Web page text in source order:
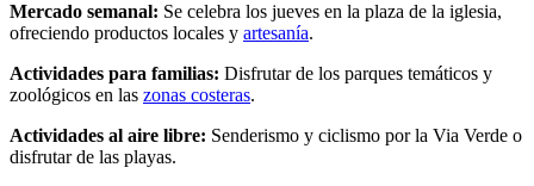
Mercado semanal: Se celebra los jueves en la plaza de la iglesia,
ofreciendo productos locales y artesanía.
Actividades para familias: Disfrutar de los parques temáticos y
zoológicos en las zonas costeras.
Actividades al aire libre: Senderismo y ciclismo por la Via Verde o
disfrutar de las playas.